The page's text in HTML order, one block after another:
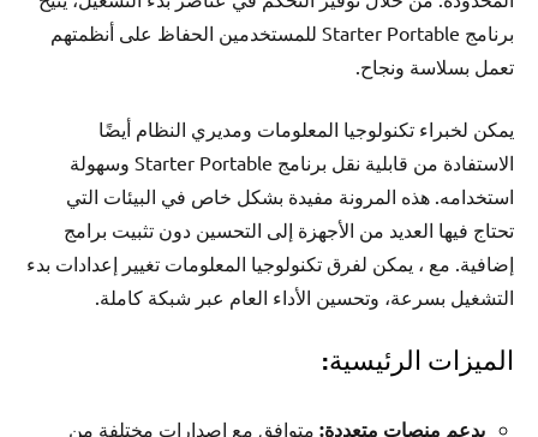
برنامج Starter Portable للمستخدمين الحفاظ على أنظمتهم
تعمل بسلاسة ونجاح.
يمكن لخبراء تكنولوجيا المعلومات ومديري النظام أيضًا
الاستفادة من قابلية نقل برنامج Starter Portable وسهولة
استخدامه. هذه المرونة مفيدة بشكل خاص في البيئات التي
تحتاج فيها العديد من الأجهزة إلى التحسين دون تثبيت برامج
إضافية. مع ، يمكن لفرق تكنولوجيا المعلومات تغيير إعدادات بدء
التشغيل بسرعة، وتحسين الأداء العام عبر شبكة كاملة.
الميزات الرئيسية:
يدعم منصات متعددة: متوافق مع إصدارات مختلفة من